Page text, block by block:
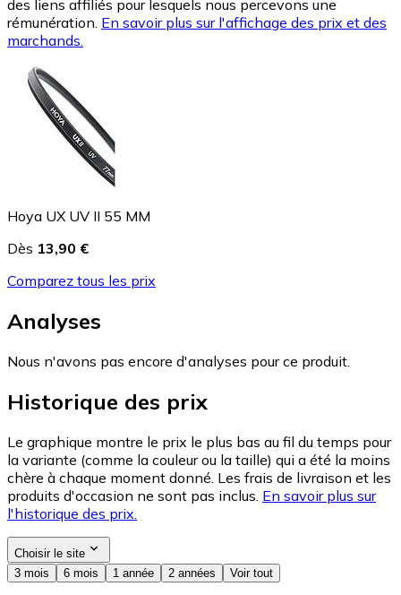
des liens affiliés pour lesquels nous percevons une
rémunération. En savoir plus sur l'affichage des prix et des
marchands.
Hoya UX UV II 55 MM
Dès 13,90 €
Comparez tous les prix
Analyses
Nous n'avons pas encore d'analyses pour ce produit.
Historique des prix
Le graphique montre le prix le plus bas au fil du temps pour
la variante (comme la couleur ou la taille) qui a été la moins
chère à chaque moment donné. Les frais de livraison et les
produits d'occasion ne sont pas inclus. En savoir plus sur
l'historique des prix.
Choisir le site
3 mois
6 mois 1 année 2 années Voir tout